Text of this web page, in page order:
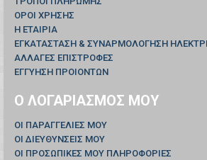
ΟΡΟΙ ΧΡΗΣΗΣ
Η ΕΤΑΙΡΙΑ
ΕΓΚΑΤΑΣΤΑΣΗ & ΣΥΝΑΡΜΟΛΟΓΗΣΗ
ΑΛΛΑΓΕΣ ΕΠΙΣΤΡΟΦΕΣ
ΕΓΓΥΗΣΗ ΠΡΟΙΟΝΤΩΝ
Ο ΛΟΓΑΡΙΑΣΜΌΣ ΜΟΥ
ΟΙ ΠΑΡΑΓΓΕΛΊΕΣ ΜΟΥ
ΟΙ ΔΙΕΥΘΎΝΣΕΙΣ ΜΟΥ
ΟΙ ΠΡΟΣΩΠΙΚΈΣ ΜΟΥ ΠΛΗΡΟΦΟΡΊΕΣ